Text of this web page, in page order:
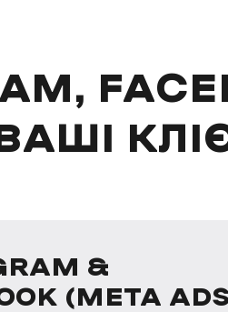
&
(META